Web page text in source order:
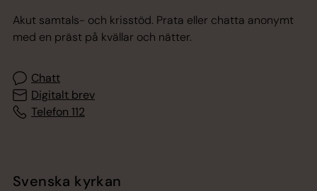
Akut samtals- och krisstöd. Prata eller chatta anonymt
med en präst på kvällar och nätter.
Chatt
Digitalt brev
Telefon 112
Svenska kyrkan